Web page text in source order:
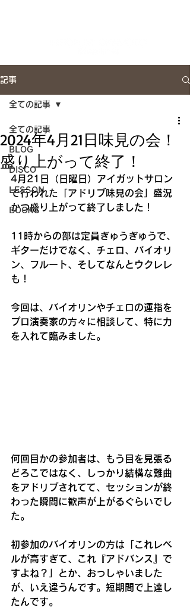
記事
全ての記事
BLOG
DISCO
LESSON
BOOKS
全ての記事
2024年4月21日味見の会！
盛り上がって終了！
4月21日（日曜日）アイガットサロン
で行われた「アドリブ味見の会」盛況
かつ盛り上がって終了しました！
11時からの部は定員ぎゅうぎゅうで、
ギターだけでなく、チェロ、バイオリ
ン、フルート、そしてなんとウクレレ
も！
今回は、バイオリンやチェロの運指を
プロ演奏家の方々に相談して、特に力
を入れて臨みました。
何回目かの参加者は、もう目を見張る
どろこではなく、しっかり結構な難曲
をアドリブされてて、セッションが終
わった瞬間に歓声が上がるぐらいでし
た。
初参加のバイオリンの方は「これレベ
ルが高すぎて、これ『アドバンス』で
すよね？」とか、おっしゃいました
が、いえ違うんです。短期間で上達し
たんです。